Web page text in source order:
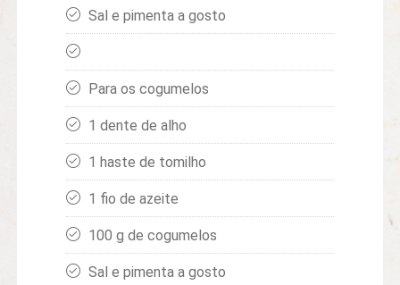
Sal e pimenta a gosto
Para os cogumelos
1 dente de alho
1 haste de tomilho
1 fio de azeite
100 g de cogumelos
Sal e pimenta a gosto